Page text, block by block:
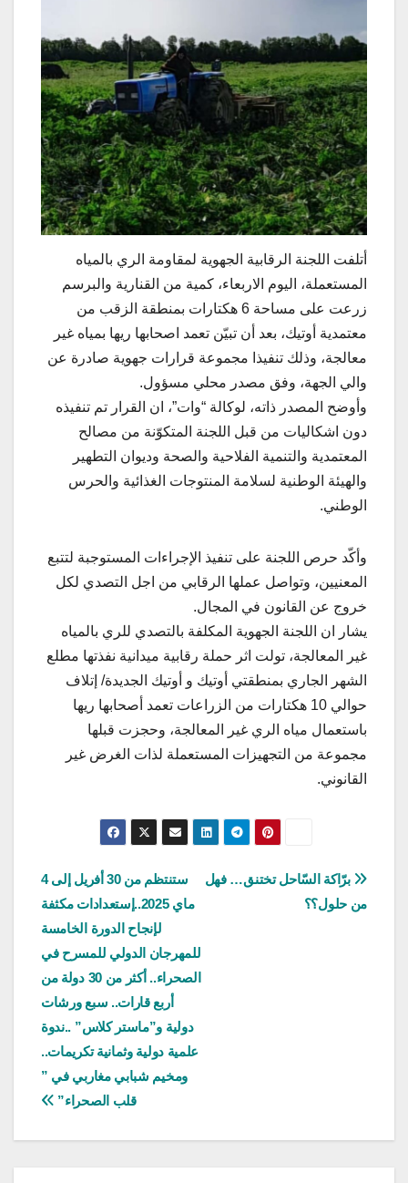
أتلفت اللجنة الرقابية الجهوية لمقاومة الري بالمياه
المستعملة، اليوم الاربعاء، كمية من القنارية والبرسم
زرعت على مساحة 6 هكتارات بمنطقة الزقب من
معتمدية أوتيك، بعد أن تبيّن تعمد اصحابها ريها بمياه غير
معالجة، وذلك تنفيذا مجموعة قرارات جهوية صادرة عن
والي الجهة، وفق مصدر محلي مسؤول.
وأوضح المصدر ذاته، لوكالة “وات”، ان القرار تم تنفيذه
دون اشكاليات من قبل اللجنة المتكوّنة من مصالح
المعتمدية والتنمية الفلاحية والصحة وديوان التطهير
والهيئة الوطنية لسلامة المنتوجات الغذائية والحرس
الوطني.
وأكّد حرص اللجنة على تنفيذ الإجراءات المستوجبة لتتبع
المعنيين، وتواصل عملها الرقابي من اجل التصدي لكل
خروج عن القانون في المجال.
يشار ان اللجنة الجهوية المكلفة بالتصدي للري بالمياه
غير المعالجة، تولت اثر حملة رقابية ميدانية نفذتها مطلع
الشهر الجاري بمنطقتي أوتيك و أوتيك الجديدة/ إتلاف
حوالي 10 هكتارات من الزراعات تعمد أصحابها ريها
باستعمال مياه الري غير المعالجة، وحجزت قبلها
مجموعة من التجهيزات المستعملة لذات الغرض غير
القانوني.
تصفّح
المقالات
ستنتظم من 30 أفريل إلى 4
ماي 2025..إستعدادات مكثفة
لإنجاح الدورة الخامسة
للمهرجان الدولي للمسرح في
الصحراء.. أكثر من 30 دولة من
أربع قارات.. سبع ورشات
دولية و”ماستر كلاس” ..ندوة
علمية دولية وثمانية تكريمات..
ومخيم شبابي مغاربي في ”
قلب الصحراء”
برّاكة السّاحل تختنق… فهل
من حلول؟؟